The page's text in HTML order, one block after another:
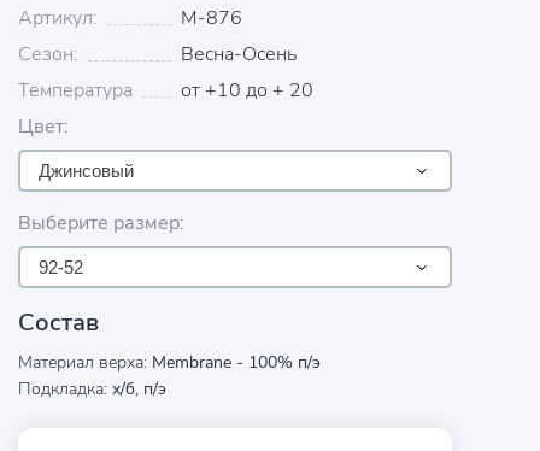
Артикул:
М-876
Сезон:
Весна-Осень
Температура
от +10 до + 20
Цвет:
Джинсовый
Выберите размер:
92-52
Состав
Материал верха: Membrane - 100% п/э
Подкладка: х/б, п/э